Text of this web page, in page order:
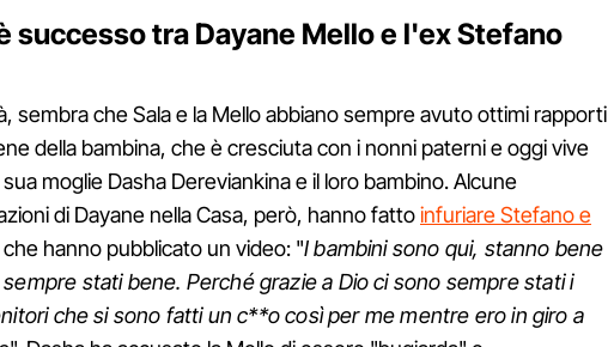
successo tra Dayane Mello e l'ex Stefano
sembra che Sala e la Mello abbiano sempre avuto ottimi rapporti
della bambina, che è cresciuta con i nonni paterni e oggi vive
moglie Dasha Dereviankina e il loro bambino. Alcune
di Dayane nella Casa, però, hanno fattoinfuriare Stefano e
che hanno pubblicato un video: "I bambini sono qui, stanno bene
stati bene. Perché grazie a Dio ci sono sempre stati i
che si sono fatti un c**o così per me mentre ero in giro a